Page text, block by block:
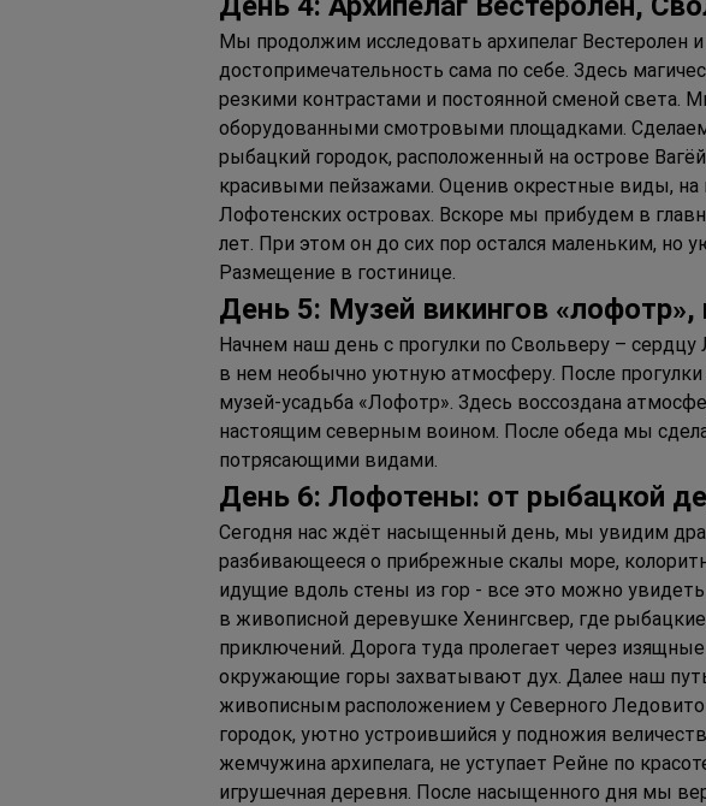
Мы продолжим исследовать архипелаг Вестеролен
достопримечательность сама по себе. Здесь
резкими контрастами и постоянной сменой света.
оборудованными смотровыми площадками.
рыбацкий городок, расположенный на острове
красивыми пейзажами. Оценив окрестные виды,
Лофотенских островах. Вскоре мы прибудем в
лет. При этом он до сих пор остался маленьким, но
Размещение в гостинице.
День 5: Музей викингов
Начнем наш день с прогулки по Свольверу –
в нем необычно уютную атмосферу. После прогулки
музей-усадьба «Лофотр». Здесь воссоздана
настоящим северным воином. После обеда мы
потрясающими видами.
День 6: Лофотены: от рыбацкой
Сегодня нас ждёт насыщенный день, мы увидим
разбивающееся о прибрежные скалы море,
идущие вдоль стены из гор - все это можно
в живописной деревушке Хенингсвер, где
приключений. Дорога туда пролегает через
окружающие горы захватывают дух. Далее наш
живописным расположением у Северного
городок, уютно устроившийся у подножия
жемчужина архипелага, не уступает Рейне по
игрушечная деревня. После насыщенного дня мы